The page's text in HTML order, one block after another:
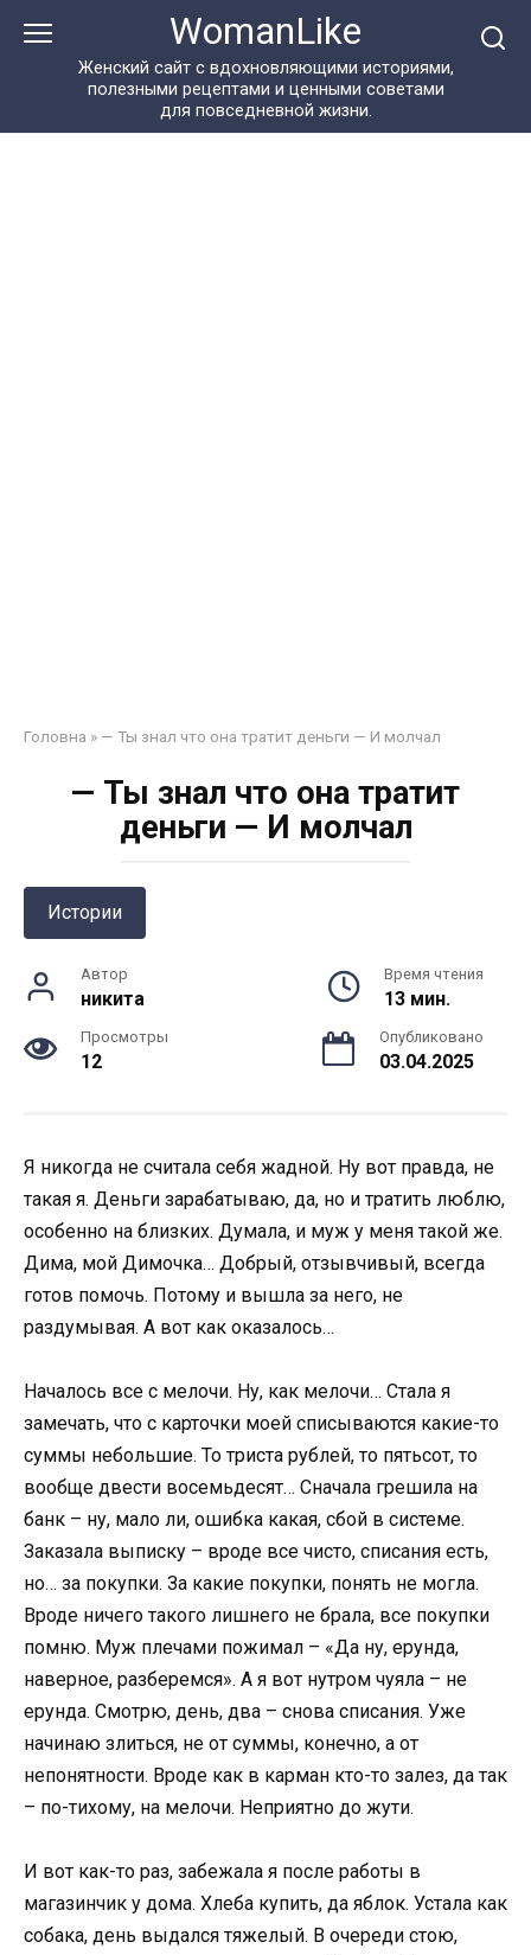
WomanLike
Женский сайт с вдохновляющими историями,
полезными рецептами и ценными советами
для повседневной жизни.
Головна » — Ты знал что она тратит деньги — И молчал
— Ты знал что она тратит
деньги — И молчал
Истории
Автор
никита
Время чтения
13 мин.
Просмотры
12
Опубликовано
03.04.2025
Я никогда не считала себя жадной. Ну вот правда, не
такая я. Деньги зарабатываю, да, но и тратить люблю,
особенно на близких. Думала, и муж у меня такой же.
Дима, мой Димочка… Добрый, отзывчивый, всегда
готов помочь. Потому и вышла за него, не
раздумывая. А вот как оказалось…
Началось все с мелочи. Ну, как мелочи… Стала я
замечать, что с карточки моей списываются какие-то
суммы небольшие. То триста рублей, то пятьсот, то
вообще двести восемьдесят… Сначала грешила на
банк – ну, мало ли, ошибка какая, сбой в системе.
Заказала выписку – вроде все чисто, списания есть,
но… за покупки. За какие покупки, понять не могла.
Вроде ничего такого лишнего не брала, все покупки
помню. Муж плечами пожимал – «Да ну, ерунда,
наверное, разберемся». А я вот нутром чуяла – не
ерунда. Смотрю, день, два – снова списания. Уже
начинаю злиться, не от суммы, конечно, а от
непонятности. Вроде как в карман кто-то залез, да так
– по-тихому, на мелочи. Неприятно до жути.
И вот как-то раз, забежала я после работы в
магазинчик у дома. Хлеба купить, да яблок. Устала как
собака, день выдался тяжелый. В очереди стою,